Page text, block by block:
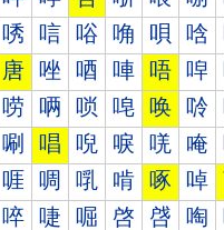
唀 唁 唂 唃 唄 唅
唐 唑 唒 唓 唔 唕
唠 唡 唢 唣 唤 唥
唰 唱 唲 唳 唴 唵
啀 啁 啂 啃 啄 啅
啐 啑 啒 啓 啔 啕